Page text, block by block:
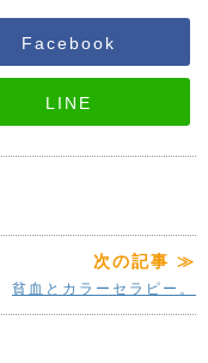
Facebook
LINE
次の記事 ≫
貧血とカラーセラピー。